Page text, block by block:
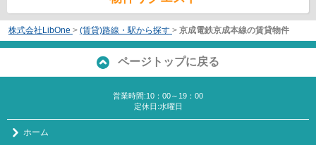
株式会社LibOne > (賃貸)路線・駅から探す > 京成電鉄京成本線の賃貸物件
ページトップに戻る
営業時間:10：00～19：00
定休日:水曜日
ホーム